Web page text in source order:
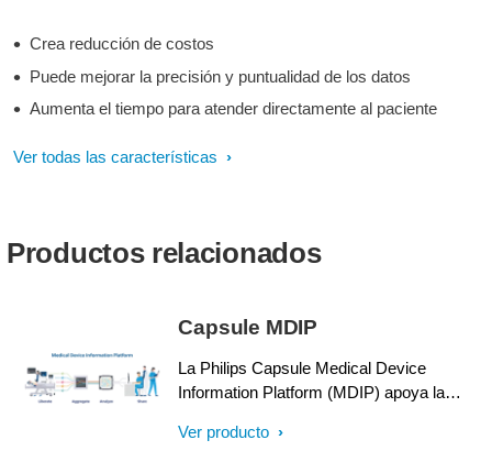
Crea reducción de costos
Puede mejorar la precisión y puntualidad de los datos
Aumenta el tiempo para atender directamente al paciente
Ver todas las características
Productos relacionados
Capsule MDIP
La Philips Capsule Medical Device
Information Platform (MDIP) apoya la
departamentos del hospital, con beneficios
Ver producto